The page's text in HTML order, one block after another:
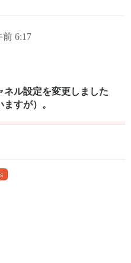
前 6:17
ネル設定を変更しました
すが）。